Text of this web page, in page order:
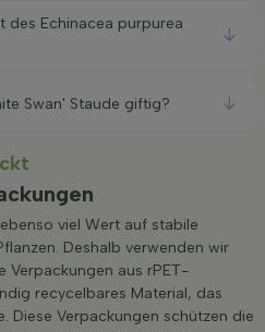
des Echinacea purpurea
Swan' Staude giftig?
viel Wert auf stabile
Deshalb verwenden wir
Verpackungen aus rPET-
recycelbares Material, das
Diese Verpackungen schützen die